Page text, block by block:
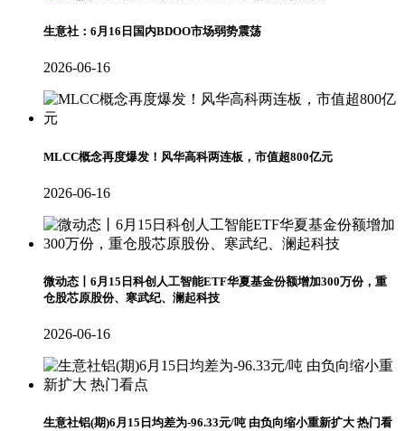
生意社：6月16日国内BDOO市场弱势震荡
2026-06-16
MLCC概念再度爆发！风华高科两连板，市值超800亿元
2026-06-16
微动态丨6月15日科创人工智能ETF华夏基金份额增加300万份，重
仓股芯原股份、寒武纪、澜起科技
2026-06-16
生意社铝(期)6月15日均差为-96.33元/吨 由负向缩小重新扩大 热门看